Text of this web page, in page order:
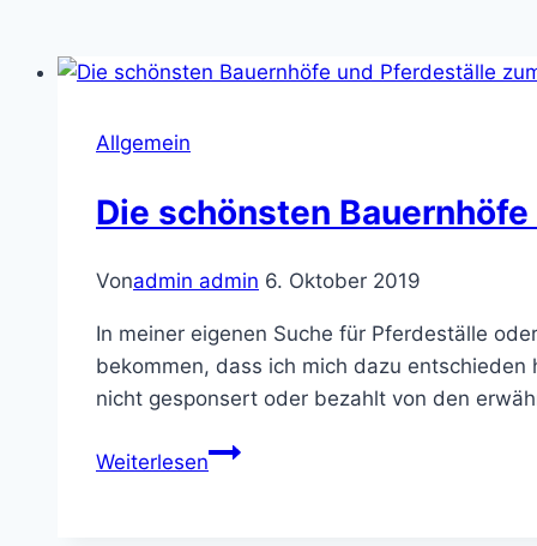
Allgemein
Die schönsten
Vonadmin admin 6. Oktober 2019
In meiner eigenen Suche für Pferdeställe
bekommen, dass ich mich dazu
nicht gesponsert oder bezahlt von den
WeiterlesenDie